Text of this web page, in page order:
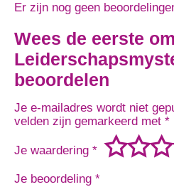
Er zijn nog geen
Wees de eerste
beoordelen
Je e-mailadres wordt niet
velden zijn gemarkeerd met *
Je waardering *
Je beoordeling *